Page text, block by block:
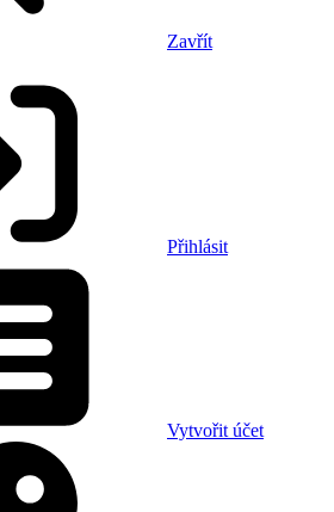
Zavřít
Přihlásit
Vytvořit účet